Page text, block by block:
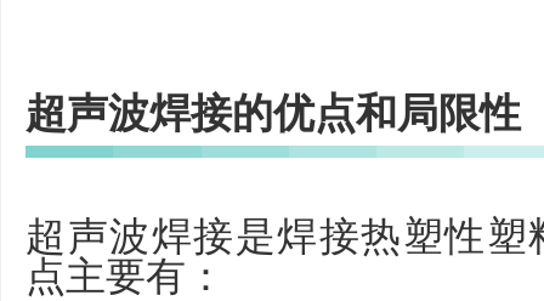
超声波焊接的优点和局限性
超声波焊接是焊接热塑性
点主要有：